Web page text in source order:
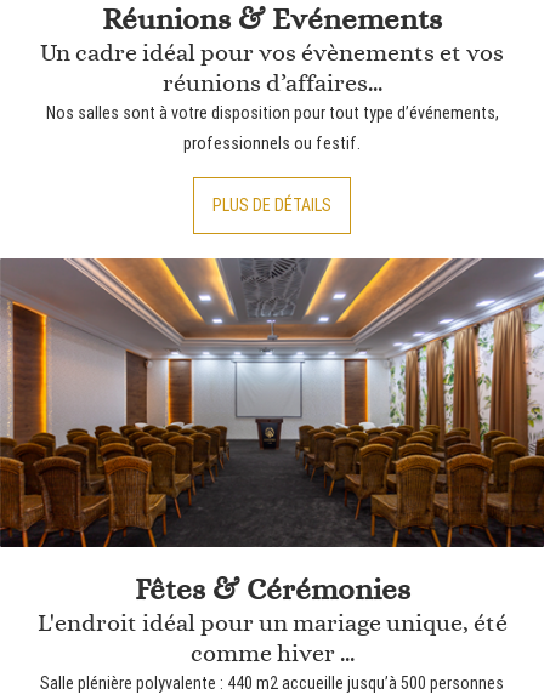
Réunions & Evénements
Un cadre idéal pour vos évènements et vos
réunions d’affaires...
Nos salles sont à votre disposition pour tout type d’événements,
professionnels ou festif.
PLUS DE DÉTAILS
Fêtes & Cérémonies
L'endroit idéal pour un mariage unique, été
comme hiver ...
Salle plénière polyvalente : 440 m2 accueille jusqu’à 500 personnes